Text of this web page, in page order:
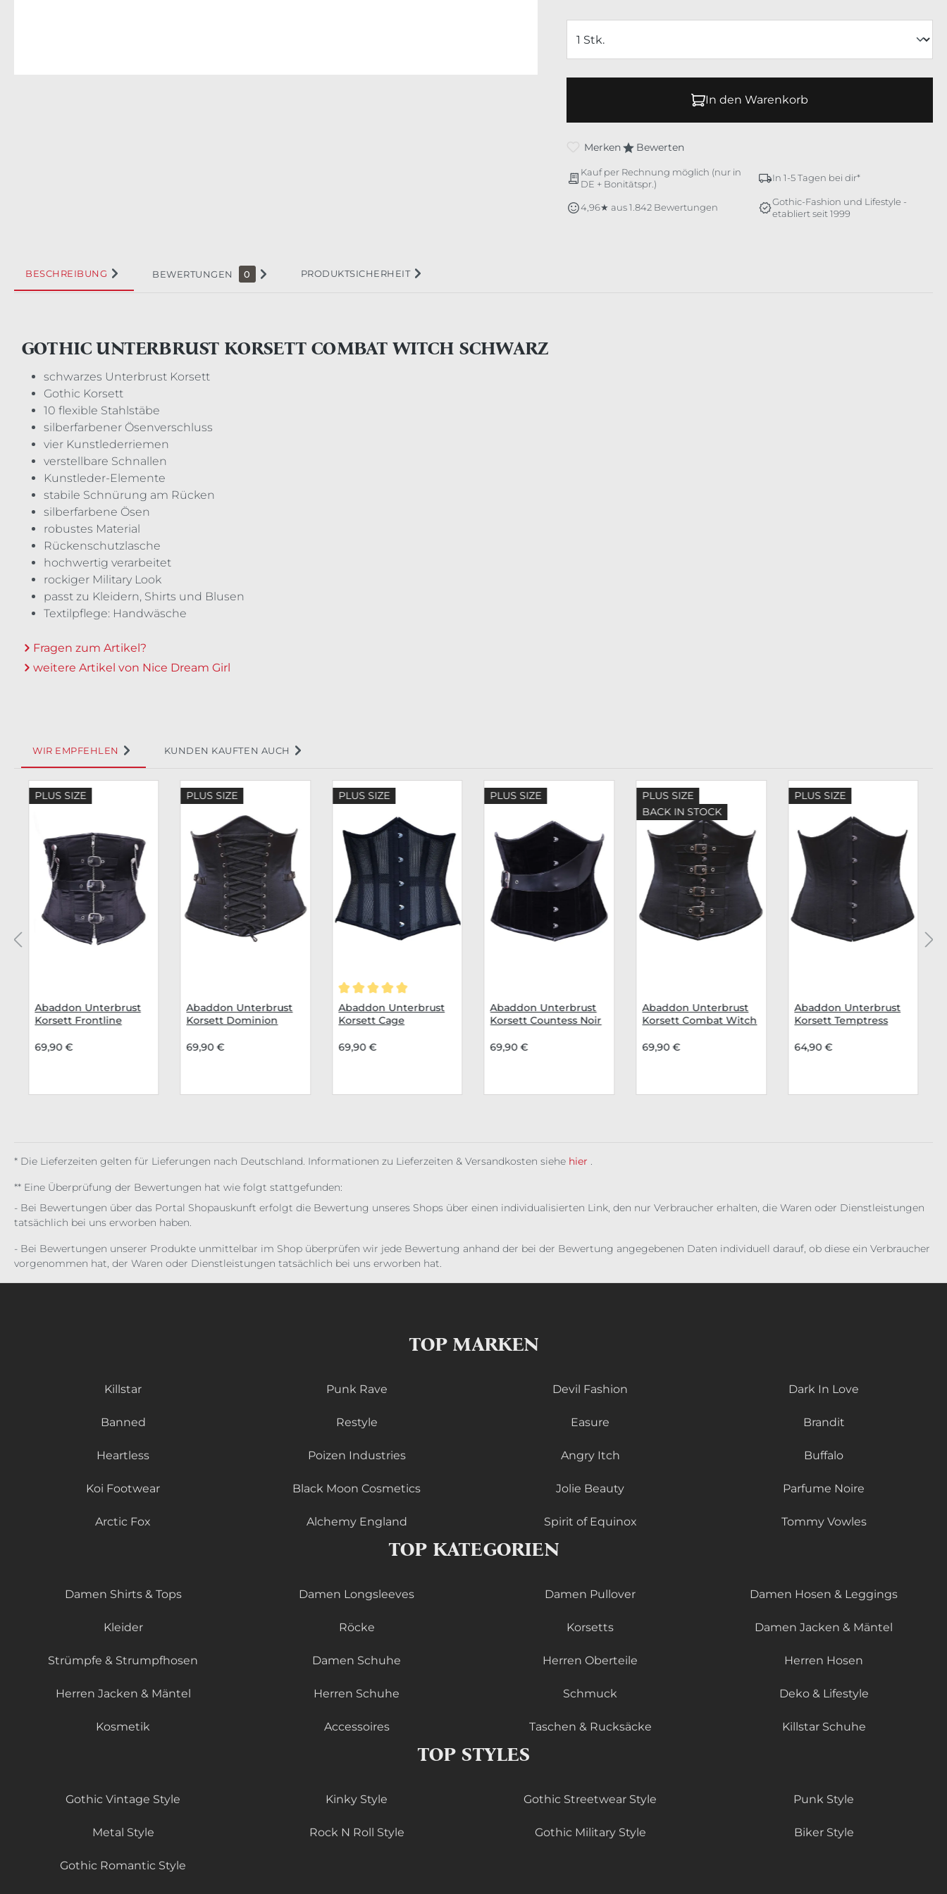
In den Warenkorb
Merken Bewerten
Kauf per Rechnung möglich (nur in
DE + Bonitätspr.)
In 1-5 Tagen bei dir*
4,96★ aus 1.842 Bewertungen
Gothic-Fashion und Lifestyle -
etabliert seit 1999
BESCHREIBUNG BEWERTUNGEN 0 PRODUKTSICHERHEIT
GOTHIC UNTERBRUST KORSETT COMBAT WITCH SCHWARZ
schwarzes Unterbrust Korsett
Gothic Korsett
10 flexible Stahlstäbe
silberfarbener Ösenverschluss
vier Kunstlederriemen
verstellbare Schnallen
Kunstleder-Elemente
stabile Schnürung am Rücken
silberfarbene Ösen
robustes Material
Rückenschutzlasche
hochwertig verarbeitet
rockiger Military Look
passt zu Kleidern, Shirts und Blusen
Textilpflege: Handwäsche
Fragen zum Artikel?
weitere Artikel von Nice Dream Girl
WIR EMPFEHLEN KUNDEN KAUFTEN AUCH
Produktgalerie überspringen
PLUS SIZE
Abaddon Unterbrust
Korsett Frontline
69,90 €
PLUS SIZE
Abaddon Unterbrust
Korsett Dominion
69,90 €
PLUS SIZE
Durchschnittliche Bewertung von 5 von 5 Sternen
Abaddon Unterbrust
Korsett Cage
69,90 €
PLUS SIZE
Abaddon Unterbrust
Korsett Countess Noir
69,90 €
PLUS SIZE
BACK IN STOCK
Abaddon Unterbrust
Korsett Combat Witch
69,90 €
PLUS SIZE
Abaddon Unterbrust
Korsett Temptress
64,90 €
* Die Lieferzeiten gelten für Lieferungen nach Deutschland. Informationen zu Lieferzeiten & Versandkosten siehe hier .
** Eine Überprüfung der Bewertungen hat wie folgt stattgefunden:
- Bei Bewertungen über das Portal Shopauskunft erfolgt die Bewertung unseres Shops über einen individualisierten Link, den nur Verbraucher erhalten, die Waren oder Dienstleistungen
tatsächlich bei uns erworben haben.
- Bei Bewertungen unserer Produkte unmittelbar im Shop überprüfen wir jede Bewertung anhand der bei der Bewertung angegebenen Daten individuell darauf, ob diese ein Verbraucher
vorgenommen hat, der Waren oder Dienstleistungen tatsächlich bei uns erworben hat.
TOP MARKEN
Killstar Punk Rave Devil Fashion Dark In Love
Banned Restyle Easure Brandit
Heartless Poizen Industries Angry Itch Buffalo
Koi Footwear Black Moon Cosmetics Jolie Beauty Parfume Noire
Arctic Fox Alchemy England Spirit of Equinox Tommy Vowles
TOP KATEGORIEN
Damen Shirts & Tops Damen Longsleeves Damen Pullover Damen Hosen & Leggings
Kleider Röcke Korsetts Damen Jacken & Mäntel
Strümpfe & Strumpfhosen Damen Schuhe Herren Oberteile Herren Hosen
Herren Jacken & Mäntel Herren Schuhe Schmuck Deko & Lifestyle
Kosmetik Accessoires Taschen & Rucksäcke Killstar Schuhe
TOP STYLES
Gothic Vintage Style Kinky Style Gothic Streetwear Style Punk Style
Metal Style Rock N Roll Style Gothic Military Style Biker Style
Gothic Romantic Style